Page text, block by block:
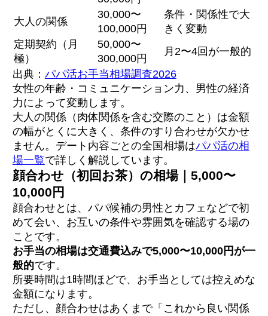
大人の関係
30,000〜
100,000円
条件・関係性で大
きく変動
定期契約（月
極）
50,000〜
300,000円
月2〜4回が一般的
出典： パパ活お手当相場調査2026
女性の年齢・コミュニケーション力、男性の経済
力によって変動します。
大人の関係（肉体関係を含む交際のこと）は金額
の幅がとくに大きく、条件のすり合わせが欠かせ
ません。デート内容ごとの全国相場はパパ活の相
場一覧で詳しく解説しています。
顔合わせ（初回お茶）の相場｜5,000〜
10,000円
顔合わせとは、パパ候補の男性とカフェなどで初
めて会い、お互いの条件や雰囲気を確認する場の
ことです。
お手当の相場は交通費込みで5,000〜10,000円が一
般的です。
所要時間は1時間ほどで、お手当としては控えめな
金額になります。
ただし、顔合わせはあくまで「これから良い関係